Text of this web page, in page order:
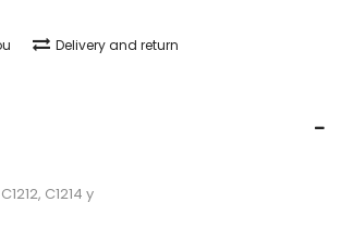
Delivery and return
C1214 y